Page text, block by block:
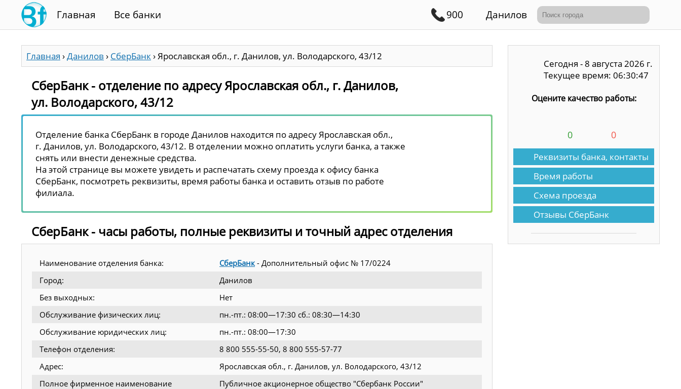
Главная Все банки 900 Данилов
Главная ›Данилов › СберБанк›Ярославская обл., г. Данилов, ул. Володарского, 43/12
СберБанк - отделение по адресу Ярославская обл., г. Данилов,
ул. Володарского, 43/12
Отделение банка СберБанк в городе Данилов находится по адресу Ярославская обл.,
г. Данилов, ул. Володарского, 43/12. В отделении можно оплатить услуги банка, а также
снять или внести денежные средства.
На этой странице вы можете увидеть и распечатать схему проезда к офису банка
СберБанк, посмотреть реквизиты, время работы банка и оставить отзыв по работе
филиала.
СберБанк - часы работы, полные реквизиты и точный адрес отделения
Наименование отделения банка: СберБанк - Дополнительный офис № 17/0224
Город:
Данилов
Без выходных:
Нет
Обслуживание физических лиц:
пн.-пт.: 08:00—17:30 сб.: 08:30—14:30
Обслуживание юридических лиц:
пн.-пт.: 08:00—17:30
Телефон отделения:
8 800 555-55-50, 8 800 555-57-77
Адрес:
Ярославская обл., г. Данилов, ул. Володарского, 43/12
Полное фирменное наименование
Публичное акционерное общество "Сбербанк России"
Сегодня - 8 августа 2026 г.
Текущее время: 06:30:47
Оцените качество работы:
0 0
Реквизиты банка, контакты
Время работы
Схема проезда
Отзывы СберБанк